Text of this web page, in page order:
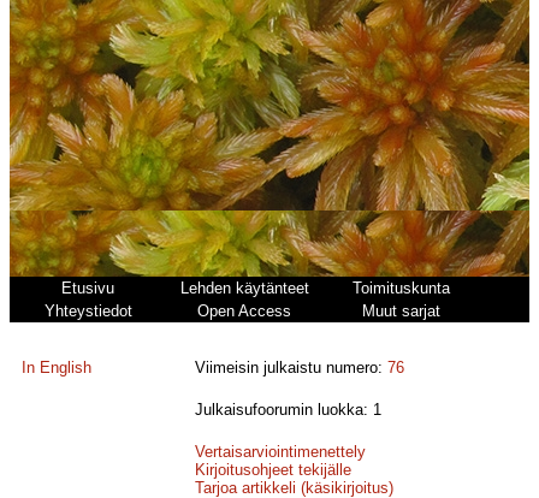
Etusivu Lehden käytänteet
Toimituskunta
Yhteystiedot
Open Access Muut sarjat
In English Viimeisin julkaistu numero:76
Julkaisufoorumin luokka: 1
Vertaisarviointimenettely
Kirjoitusohjeet tekijälle
Tarjoa artikkeli (käsikirjoitus)